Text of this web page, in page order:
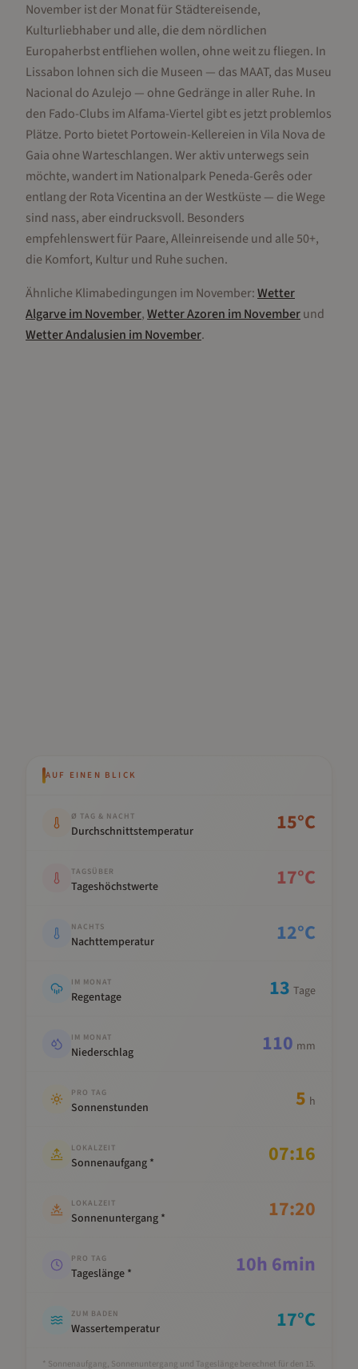
November ist der Monat für Städtereisende,
Kulturliebhaber und alle, die dem nördlichen
Europaherbst entfliehen wollen, ohne weit zu fliegen. In
Lissabon lohnen sich die Museen — das MAAT, das Museu
Nacional do Azulejo — ohne Gedränge in aller Ruhe. In
den Fado-Clubs im Alfama-Viertel gibt es jetzt problemlos
Plätze. Porto bietet Portowein-Kellereien in Vila Nova de
Gaia ohne Warteschlangen. Wer aktiv unterwegs sein
möchte, wandert im Nationalpark Peneda-Gerês oder
entlang der Rota Vicentina an der Westküste — die Wege
sind nass, aber eindrucksvoll. Besonders
empfehlenswert für Paare, Alleinreisende und alle 50+,
die Komfort, Kultur und Ruhe suchen.
Ähnliche Klimabedingungen im November:Wetter
AlgarveimNovember,WetterAzoren imNovemberund
WetterAndalusien imNovember.
AUF EINEN BLICK
Ø TAG & NACHT
Durchschnittstemperatur 15°C
TAGSÜBER
Tageshöchstwerte 17°C
NACHTS
Nachttemperatur 12°C
IM MONAT
Regentage 13 Tage
IM MONAT
Niederschlag 110 mm
PRO TAG
Sonnenstunden 5 h
LOKALZEIT
Sonnenaufgang * 07:16
LOKALZEIT
Sonnenuntergang * 17:20
PRO TAG
Tageslänge * 10h 6min
ZUM BADEN
Wassertemperatur 17°C
* Sonnenaufgang, Sonnenuntergang und Tageslänge berechnet für den 15.